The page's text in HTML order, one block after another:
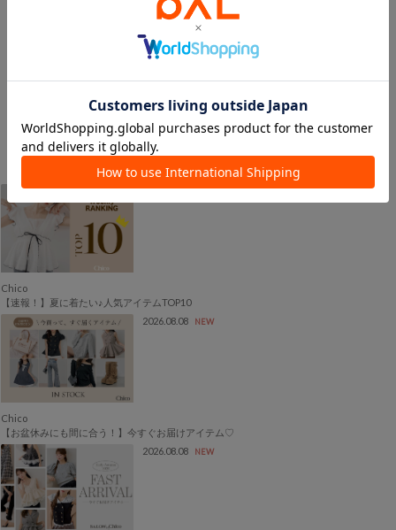
¥3,960
Chico
【新色追加/2way】ブローチ付
¥2,200
2026.08.09 NEW
Chico
【速報！】夏に着たい♪人気アイテムTOP10
2026.08.08
NEW
Chico
【お盆休みにも間に合う！】今すぐお届けアイテム♡
2026.08.08
NEW